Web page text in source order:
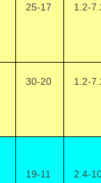
25-17 1.2-
30-20 1.2-
19-11 2.4-